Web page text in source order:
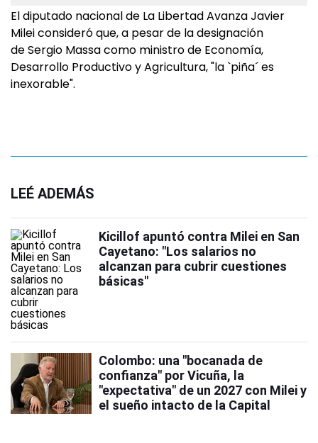
El diputado nacional de La Libertad Avanza Javier
Milei consideró que, a pesar de la designación
de Sergio Massa como ministro de Economía,
Desarrollo Productivo y Agricultura, "la `piña´ es
inexorable".
LEÉ ADEMÁS
Kicillof apuntó contra Milei en San
Cayetano: "Los salarios no
alcanzan para cubrir cuestiones
básicas"
Colombo: una "bocanada de
confianza" por Vicuña, la
"expectativa" de un 2027 con Milei y
el sueño intacto de la Capital